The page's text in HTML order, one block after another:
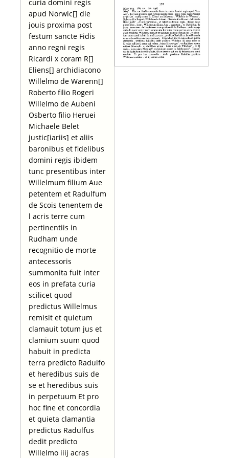
curia domini regis
apud Norwic[] die
jouis proxima post
festum sancte Fidis
anno regni regis
Ricardi x coram R[]
Eliens[] archidiacono
Willelmo de Warenn[]
Roberto filio Rogeri
Willelmo de Aubeni
Osberto filio Heruei
Michaele Belet
justic[iariis] et aliis
baronibus et fidelibus
domini regis ibidem
tunc presentibus inter
Willelmum filium Aue
petentem et Radulfum
de Scois tenentem de
l acris terre cum
pertinentiis in
Rudham unde
recognitio de morte
antecessoris
summonita fuit inter
eos in prefata curia
scilicet quod
predictus Willelmus
remisit et quietum
clamauit totum jus et
clamium suum quod
habuit in predicta
terra predicto Radulfo
et heredibus suis de
se et heredibus suis
in perpetuum Et pro
hoc fine et concordia
et quieta clamantia
predictus Radulfus
dedit predicto
Willelmo iiij acras